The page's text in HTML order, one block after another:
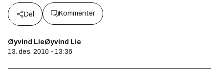
Del Kommenter
Øyvind LieØyvind Lie
13. des. 2010 - 13:36